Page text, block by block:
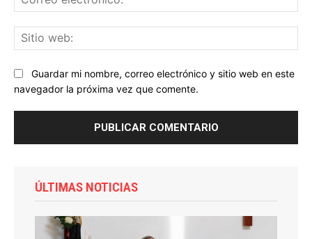
Guardar mi nombre, correo electrónico y sitio web en este
navegador la próxima vez que comente.
ÚLTIMAS NOTICIAS